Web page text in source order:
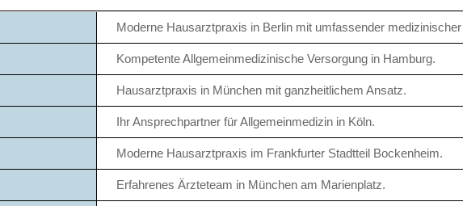
Moderne Hausarztpraxis in Berlin mit umfassender
Kompetente Allgemeinmedizinische Versorgung in Hamburg.
Hausarztpraxis in München mit ganzheitlichem Ansatz.
Ihr Ansprechpartner für Allgemeinmedizin in Köln.
Moderne Hausarztpraxis im Frankfurter Stadtteil Bockenheim.
Erfahrenes Ärzteteam in München am Marienplatz.